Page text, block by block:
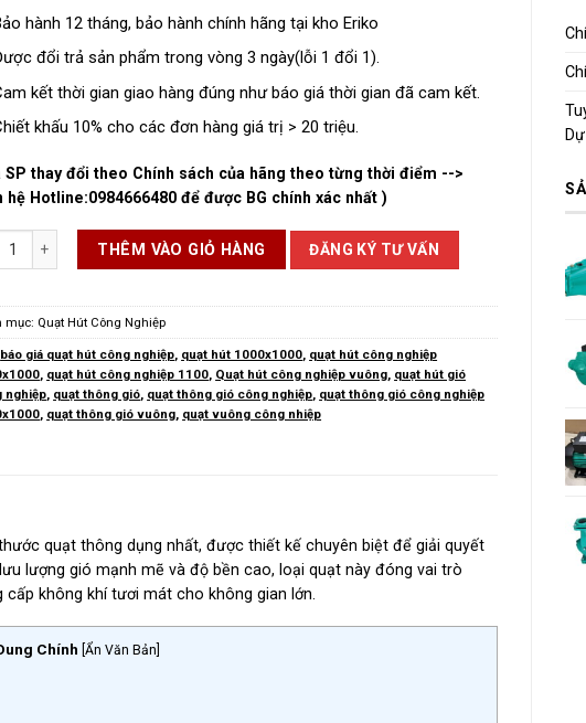
hành 12 tháng, bảo hành chính hãng tại kho Eriko
đổi trả sản phẩm trong vòng 3 ngày(lỗi 1 đổi 1).
kết thời gian giao hàng đúng như báo giá thời gian đã cam kết.
khấu 10% cho các đơn hàng giá trị > 20 triệu.
SP thay đổi theo Chính sách của hãng theo từng thời điểm -->
hệ Hotline:0984666480 để được BG chính xác nhất )
Hút Công Nghiệp 1000x1000 số lượng
THÊM VÀO GIỎ HÀNG ĐĂNG KÝ TƯ VẤN
mục: Quạt Hút Công Nghiệp
báo giá quạt hút công nghiệp, quạt hút 1000x1000, quạt hút công nghiệp
, quạt hút công nghiệp 1100, Quạt hút công nghiệp vuông, quạt hút gió
nghiệp, quạt thông gió, quạt thông gió công nghiệp, quạt thông gió công nghiệp
, quạt thông gió vuông, quạt vuông công nhiệp
quạt thông dụng nhất, được thiết kế chuyên biệt để giải quyết
lượng gió mạnh mẽ và độ bền cao, loại quạt này đóng vai trò
không khí tươi mát cho không gian lớn.
Chính Ẩn Văn Bản